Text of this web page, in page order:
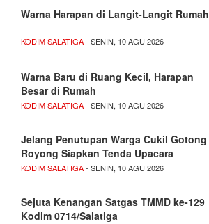
Warna Harapan di Langit-Langit Rumah
KODIM SALATIGA- SENIN, 10 AGU 2026
Warna Baru di Ruang Kecil, Harapan
Besar di Rumah
KODIM SALATIGA- SENIN, 10 AGU 2026
Jelang Penutupan Warga Cukil Gotong
Royong Siapkan Tenda Upacara
KODIM SALATIGA- SENIN, 10 AGU 2026
Sejuta Kenangan Satgas TMMD ke-129
Kodim 0714/Salatiga